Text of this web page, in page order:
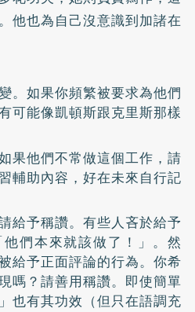
他也為自己沒意識到加諸在
。如果你頻繁被要求為他們
可能像凱頓斯跟克里斯那樣
果他們不常做這個工作，請
輔助內容，好在未來自行記
給予稱讚。有些人吝於給予
們本來就該做了！」。然
給予正面評論的行為。你希
嗎？請善用稱讚。即使簡單
也有其功效（但只在語調充